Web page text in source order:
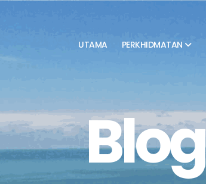
UTAMA PERKHIDMATAN
Blog